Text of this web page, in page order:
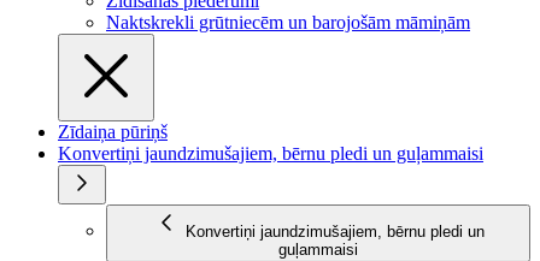
Naktskrekli grūtniecēm un barojošām māmiņām
Zīdaiņa pūriņš
Konvertiņi jaundzimušajiem, bērnu pledi un guļammaisi
Konvertiņi jaundzimušajiem, bērnu pledi un
guļammaisi